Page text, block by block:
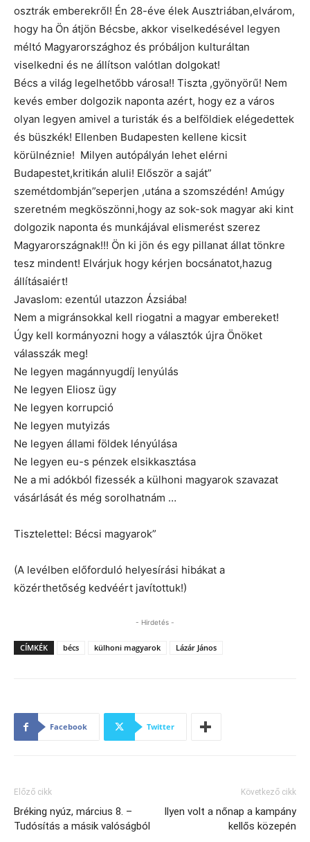
osztrák emberekről! Én 28-éve élek Ausztriában,elvárom,
hogy ha Ön átjön Bécsbe, akkor viselkedésével legyen
méltó Magyarországhoz és próbáljon kulturáltan
viselkedni és ne állítson valótlan dolgokat!
Bécs a világ legelhetőbb városa!! Tiszta ,gyönyörű! Nem
kevés ember dolgozik naponta azért, hogy ez a város
olyan legyen amivel a turisták és a belföldiek elégedettek
és büszkék! Ellenben Budapesten kellene kicsit
körülnéznie! Milyen autópályán lehet elérni
Budapestet,kritikán aluli! Először a saját”
szemétdombján”seperjen ,utána a szomszédén! Amúgy
szeretném megköszönni,hogy az sok-sok magyar aki kint
dolgozik naponta és munkájával elismerést szerez
Magyarországnak!!! Ön ki jön és egy pillanat állat tönkre
tesz mindent! Elvárjuk hogy kérjen bocsánatot,hazug
állításaiért!
Javaslom: ezentúl utazzon Ázsiába!
Nem a migránsokkal kell riogatni a magyar embereket!
Úgy kell kormányozni hogy a választók újra Önöket
válasszák meg!
Ne legyen magánnyugdíj lenyúlás
Ne legyen Eliosz ügy
Ne legyen korrupció
Ne legyen mutyizás
Ne legyen állami földek lényúlása
Ne legyen eu-s pénzek elsikkasztása
Ne a mi adókból fizessék a külhoni magyarok szavazat
vásárlását és még sorolhatnám …
Tisztelettel: Bécsi magyarok”
(A levélben előforduló helyesírási hibákat a
közérthetőség kedvéért javítottuk!)
- Hirdetés -
CÍMKÉK bécs külhoni magyarok Lázár János
Facebook Twitter
Előző cikk
Bréking nyúz, március 8. –
Tudósítás a másik valóságból
Következő cikk
Ilyen volt a nőnap a kampány
kellős közepén